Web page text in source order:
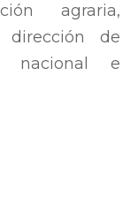
agraria,
dirección de
nacional e